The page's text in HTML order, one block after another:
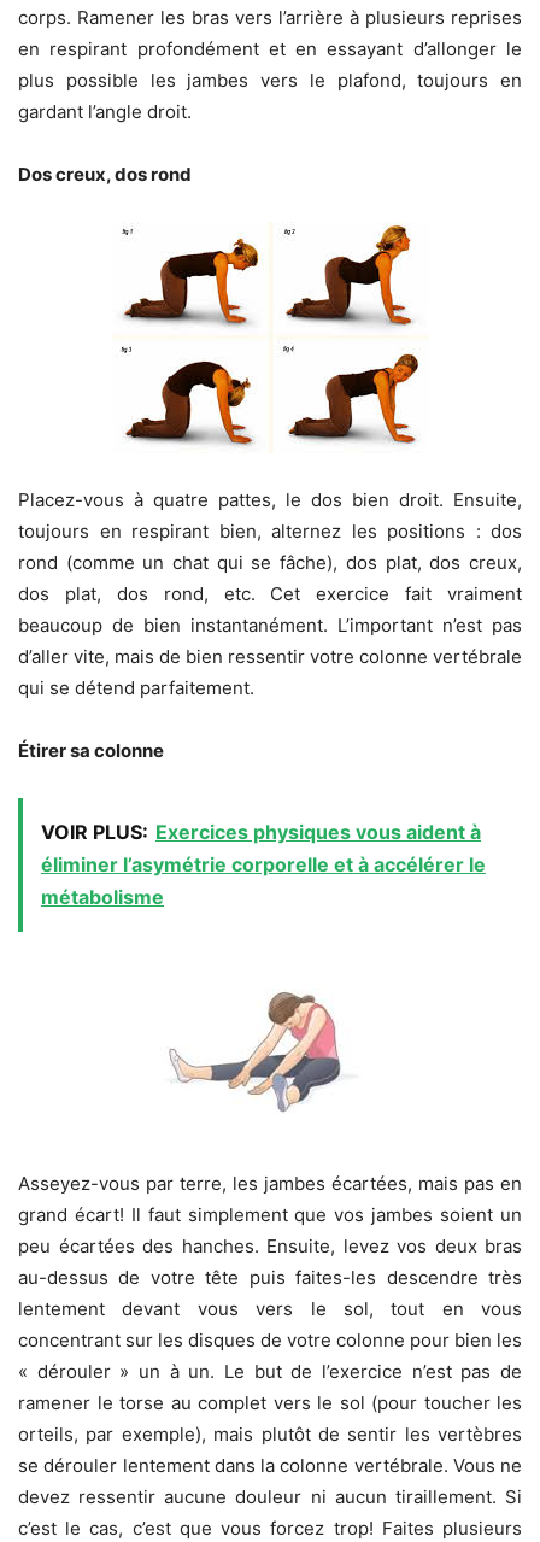
corps. Ramener les bras vers l’arrière à plusieurs reprises
en respirant profondément et en essayant d’allonger le
plus possible les jambes vers le plafond, toujours en
gardant l’angle droit.
Dos creux, dos rond
Placez-vous à quatre pattes, le dos bien droit. Ensuite,
toujours en respirant bien, alternez les positions : dos
rond (comme un chat qui se fâche), dos plat, dos creux,
dos plat, dos rond, etc. Cet exercice fait vraiment
beaucoup de bien instantanément. L’important n’est pas
d’aller vite, mais de bien ressentir votre colonne vertébrale
qui se détend parfaitement.
Étirer sa colonne
VOIR PLUS: Exercices physiques vous aident à
éliminer l’asymétrie corporelle et à accélérer le
métabolisme
Asseyez-vous par terre, les jambes écartées, mais pas en
grand écart! Il faut simplement que vos jambes soient un
peu écartées des hanches. Ensuite, levez vos deux bras
au-dessus de votre tête puis faites-les descendre très
lentement devant vous vers le sol, tout en vous
concentrant sur les disques de votre colonne pour bien les
« dérouler » un à un. Le but de l’exercice n’est pas de
ramener le torse au complet vers le sol (pour toucher les
orteils, par exemple), mais plutôt de sentir les vertèbres
se dérouler lentement dans la colonne vertébrale. Vous ne
devez ressentir aucune douleur ni aucun tiraillement. Si
c’est le cas, c’est que vous forcez trop! Faites plusieurs